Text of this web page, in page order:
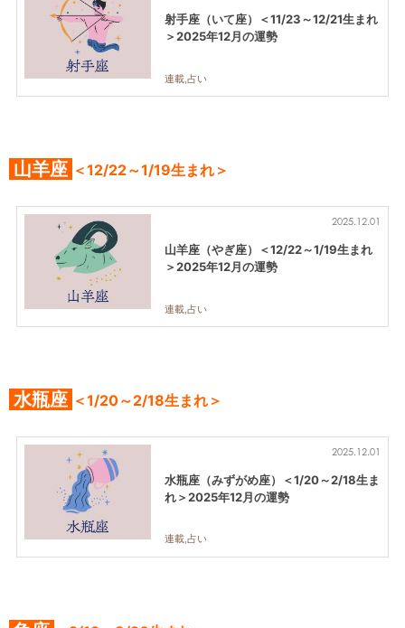
射手座（いて座）＜11/23～12/21生まれ
＞2025年12月の運勢
連載,占い
山羊座 ＜12/22～1/19生まれ＞
2025.12.01
山羊座（やぎ座）＜12/22～1/19生まれ
＞2025年12月の運勢
連載,占い
水瓶座 ＜1/20～2/18生まれ＞
2025.12.01
水瓶座（みずがめ座）＜1/20～2/18生ま
れ＞2025年12月の運勢
連載,占い